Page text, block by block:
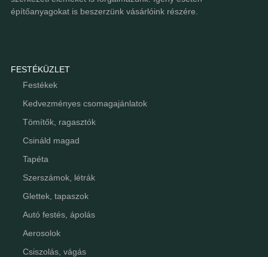
építőanyagokat is beszerzünk vásárlóink részére.
FESTÉKÜZLET
Festékek
Kedvezményes csomagajánlatok
Tömítők, ragasztók
Csináld magad
Tapéta
Szerszámok, létrák
Glettek, tapaszok
Autó festés, ápolás
Aerosolok
Csiszolás, vágás